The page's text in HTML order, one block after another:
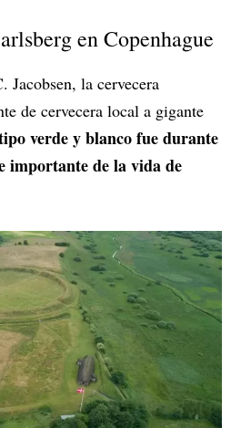
en Copenhague
Jacobsen, la cervecera
de cervecera local a gigante
verde y blanco fue durante
importante de la vida de